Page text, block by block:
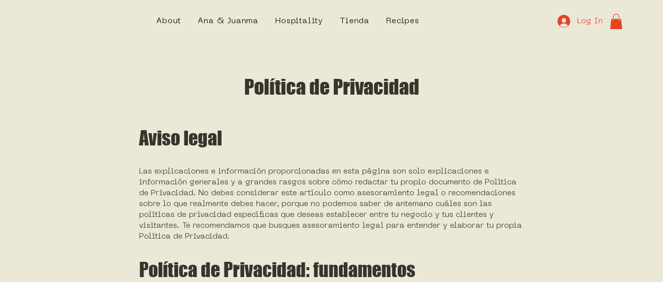
About Ana & Juanma Hospitality Tienda Recipes Log In
Política de Privacidad
Aviso legal
Las explicaciones e información proporcionadas en esta página son solo explicaciones e
información generales y a grandes rasgos sobre cómo redactar tu propio documento de Política
de Privacidad. No debes considerar este artículo como asesoramiento legal o recomendaciones
sobre lo que realmente debes hacer, porque no podemos saber de antemano cuáles son las
políticas de privacidad específicas que deseas establecer entre tu negocio y tus clientes y
visitantes. Te recomendamos que busques asesoramiento legal para entender y elaborar tu propia
Política de Privacidad.
Política de Privacidad: fundamentos